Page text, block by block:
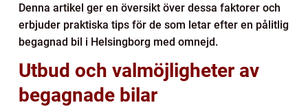
Denna artikel ger en översikt över dessa faktorer och
erbjuder praktiska tips för de som letar efter en pålitlig
begagnad bil i Helsingborg med omnejd.
Utbud och valmöjligheter av
begagnade bilar